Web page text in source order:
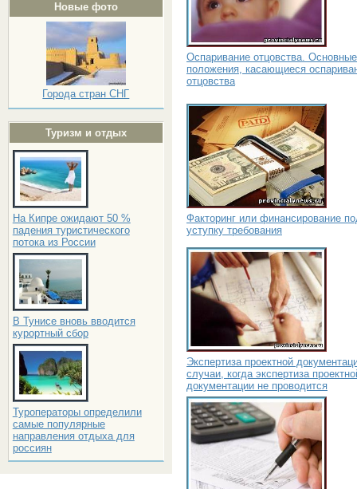
Новые фото
Города стран СНГ
Туризм и отдых
На Кипре ожидают 50 %
падения туристического
потока из России
В Тунисе вновь вводится
курортный сбор
Туроператоры определили
самые популярные
направления отдыха для
россиян
Оспаривание отцовства. Основные
положения, касающиеся
отцовства
Факторинг или финансирование
уступку требования
Экспертиза проектной
случаи, когда экспертиза
документации не проводится